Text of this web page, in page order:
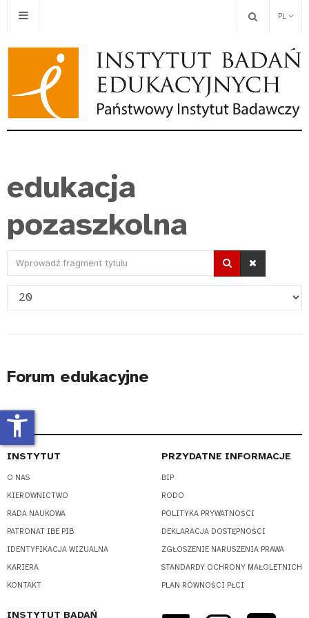
PL
edukacja
pozaszkolna
Wprowadź
tytułu
Pokaż
Forum edukacyjne
INSTYTUT
O NAS
KIEROWNICTWO
RADA NAUKOWA
PATRONAT IBE PIB
IDENTYFIKACJA WIZUALNA
KARIERA
KONTAKT
PRZYDATNE INFORMACJE
BIP
RODO
POLITYKA PRYWATNOŚCI
DEKLARACJA DOSTĘPNOŚCI
ZGŁOSZENIE NARUSZENIA PRAWA
STANDARDY OCHRONY MAŁOLETNICH
PLAN RÓWNOŚCI PŁCI
INSTYTUT BADAŃ
accessibility_new